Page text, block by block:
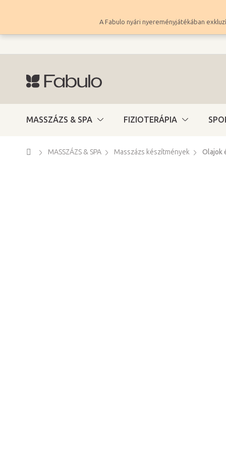
tartalomhoz
A Fabulo nyári nyereményjátékában
MASSZÁZS & SPA FIZIOTERÁPIA
Kezdőlap
MASSZÁZS & SPA Masszázs készítmények Olajok